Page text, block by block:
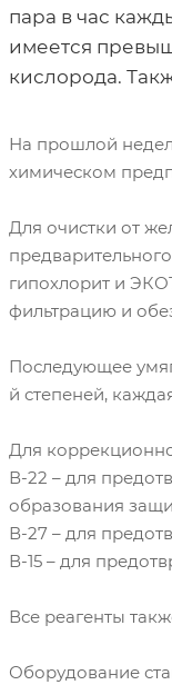
пара в час
имеется
кислорода.
На прошлой
химическом
Для очистки от
гипохлорит и
фильтрацию и
Последующее
й степеней,
Для
В-22 – для
образования
В-27 – для
В-15 – для
Все реагенты
Оборудование